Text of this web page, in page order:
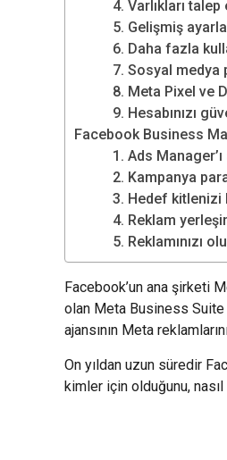
4. Varlıkları
5. Gelişmiş
6. Daha fazla
7. Sosyal medya
8. Meta Pixel ve
9. Hesabınızı
Facebook Business
1. Ads Manager’ı
2. Kampanya
3. Hedef kitlenizi
4. Reklam
5. Reklamınızı
Facebook’un ana şirketi
olan Meta Business Suite
ajansının Meta
On yıldan uzun süredir
kimler için olduğunu, nasıl